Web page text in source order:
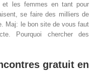
et les femmes en tant pour
se faire des milliers de
Maj: le bon site de vous faut
Pourquoi chercher des
gratuit en